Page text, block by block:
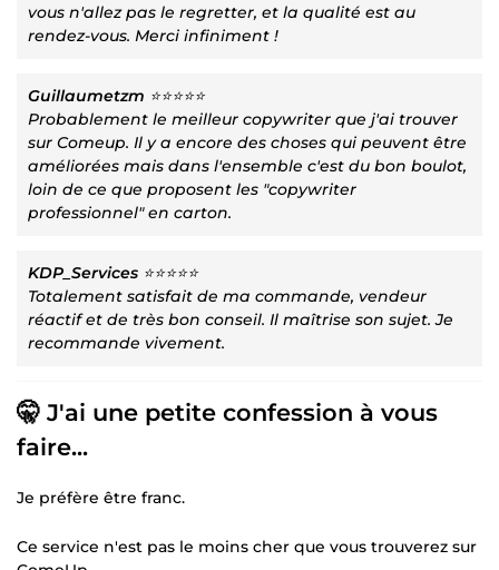
vous n'allez pas le regretter, et la qualité est au
rendez-vous. Merci infiniment !
Guillaumetzm ⭐⭐⭐⭐⭐
Probablement le meilleur copywriter que j'ai trouver
sur Comeup. Il y a encore des choses qui peuvent être
améliorées mais dans l'ensemble c'est du bon boulot,
loin de ce que proposent les "copywriter
professionnel" en carton.
KDP_Services ⭐⭐⭐⭐⭐
Totalement satisfait de ma commande, vendeur
réactif et de très bon conseil. Il maîtrise son sujet. Je
recommande vivement.
🤫 J'ai une petite confession à vous
faire...
Je préfère être franc.
Ce service n'est pas le moins cher que vous trouverez sur